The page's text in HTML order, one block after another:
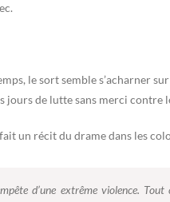
le sort semble s’acharner
jours de lutte sans merci
un récit du drame dans les
d’une extrême violence.